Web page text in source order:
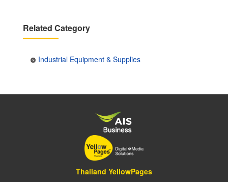
Related Category
Industrial Equipment & Supplies
Thailand YellowPages